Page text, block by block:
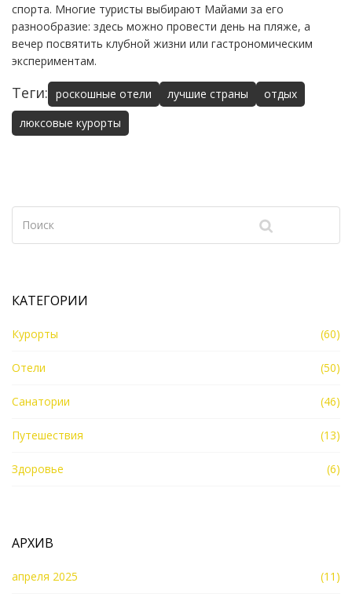
спорта. Многие туристы выбирают Майами за его
разнообразие: здесь можно провести день на пляже, а
вечер посвятить клубной жизни или гастрономическим
экспериментам.
Теги: роскошные отели лучшие страны
отдых
люксовые курорты
КАТЕГОРИИ
Курорты (60)
Отели (50)
Санатории (46)
Путешествия (13)
Здоровье (6)
АРХИВ
апреля 2025 (11)